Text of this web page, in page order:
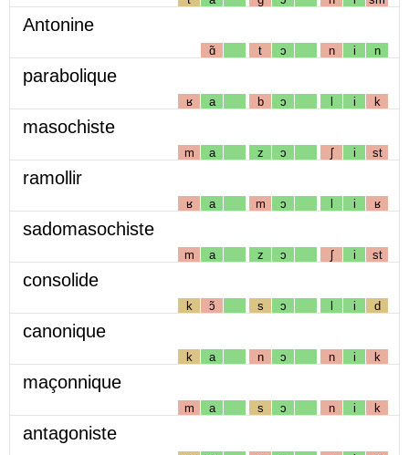
Antonine
ɑ̃ t ɔ n i n
parabolique
ʁ a b ɔ l i k
masochiste
m a z ɔ ʃ i st
ramollir
ʁ a m ɔ l i ʁ
sadomasochiste
m a z ɔ ʃ i st
consolide
k ɔ̃ s ɔ l i d
canonique
k a n ɔ n i k
maçonnique
m a s ɔ n i k
antagoniste